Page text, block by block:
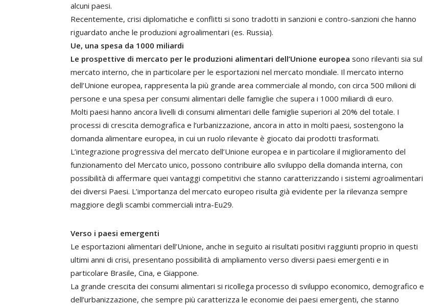
alcuni paesi.
Recentemente, crisi diplomatiche e conflitti si sono tradotti in sanzioni e contro-sanzioni che hanno
riguardato anche le produzioni agroalimentari (es. Russia).
Ue, una spesa da 1000 miliardi
Le prospettive di mercato per le produzioni alimentari dell’Unione europea sono rilevanti sia sul
mercato interno, che in particolare per le esportazioni nel mercato mondiale. Il mercato interno
dell’Unione europea, rappresenta la più grande area commerciale al mondo, con circa 500 milioni di
persone e una spesa per consumi alimentari delle famiglie che supera i 1000 miliardi di euro.
Molti paesi hanno ancora livelli di consumi alimentari delle famiglie superiori al 20% del totale. I
processi di crescita demografica e l’urbanizzazione, ancora in atto in molti paesi, sostengono la
domanda alimentare europea, in cui un ruolo rilevante è giocato dai prodotti trasformati.
L’integrazione progressiva del mercato dell’Unione europea e in particolare il miglioramento del
funzionamento del Mercato unico, possono contribuire allo sviluppo della domanda interna, con
possibilità di affermare quei vantaggi competitivi che stanno caratterizzando i sistemi agroalimentari
dei diversi Paesi. L’importanza del mercato europeo risulta già evidente per la rilevanza sempre
maggiore degli scambi commerciali intra-Eu29.
Verso i paesi emergenti
Le esportazioni alimentari dell’Unione, anche in seguito ai risultati positivi raggiunti proprio in questi
ultimi anni di crisi, presentano possibilità di ampliamento verso diversi paesi emergenti e in
particolare Brasile, Cina, e Giappone.
La grande crescita dei consumi alimentari si ricollega processo di sviluppo economico, demografico e
dell’urbanizzazione, che sempre più caratterizza le economie dei paesi emergenti, che stanno